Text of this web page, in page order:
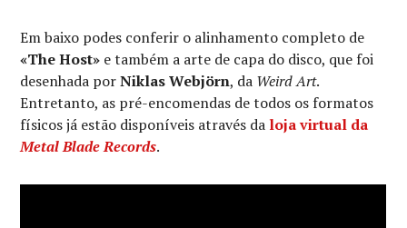
Em baixo podes conferir o alinhamento completo de
«The Host» e também a arte de capa do disco, que foi
desenhada porNiklas Webjörn, da Weird Art.
Entretanto, as pré-encomendas de todos os formatos
físicos já estão disponíveis através da loja virtual da
Metal Blade Records.